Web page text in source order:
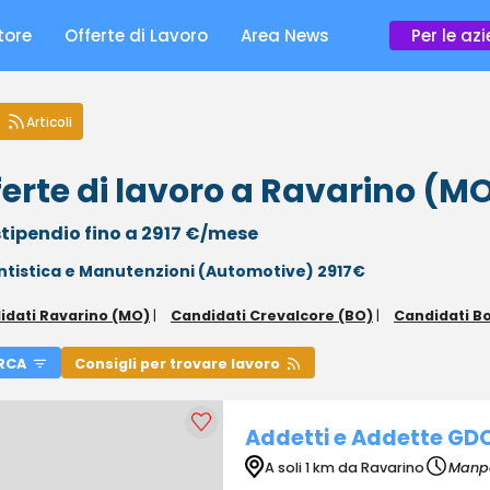
Offerte di Lavoro Area News Per le
Articoli
di lavoro a Ravarino
fino a 2917 €/mese
e Manutenzioni (Automotive) 2917€
Ravarino (MO) | Candidati Crevalcore (BO) | Candidati
Consigli per trovare lavoro
Addetti e Addette
A soli 1 km da Ravarino